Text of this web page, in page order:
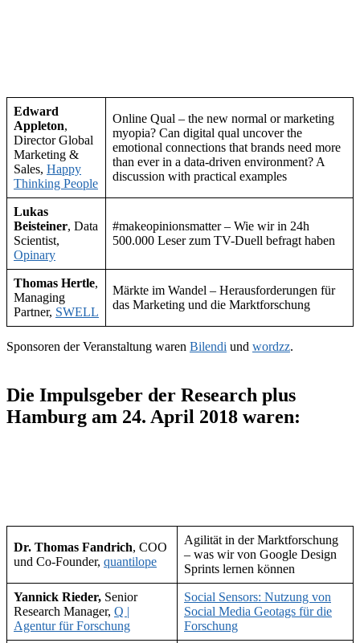
Edward
Appleton,
Director Global
Marketing &
Sales, Happy
Thinking People
Online Qual – the new normal or marketing
myopia? Can digital qual uncover the
emotional connections that brands need more
than ever in a data-driven environment? A
discussion with practical examples
Lukas
Beisteiner, Data
Scientist,
Opinary
#makeopinionsmatter – Wie wir in 24h
500.000 Leser zum TV-Duell befragt haben
Thomas Hertle,
Managing
Partner, SWELL
Märkte im Wandel – Herausforderungen für
das Marketing und die Marktforschung
Sponsoren der Veranstaltung waren Bilendi und wordzz.
Die Impulsgeber der Research plus
Hamburg am 24. April 2018 waren:
Dr. Thomas Fandrich, COO
und Co-Founder, quantilope
Agilität in der Marktforschung
– was wir von Google Design
Sprints lernen können
Yannick Rieder, Senior
Research Manager, Q |
Agentur für Forschung
Social Sensors: Nutzung von
Social Media Geotags für die
Forschung